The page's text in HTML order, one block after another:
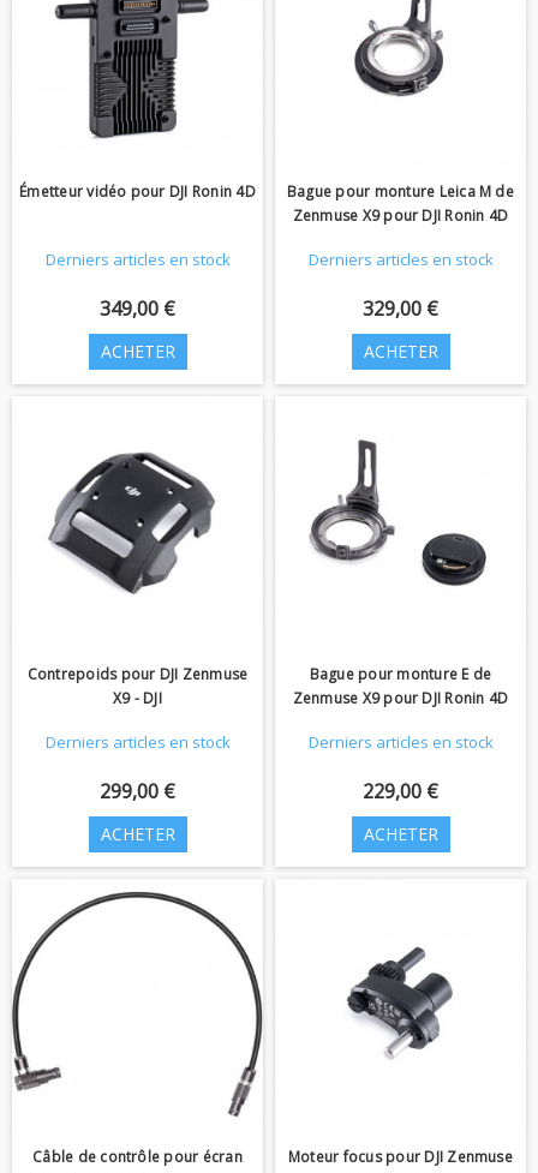
Émetteur vidéo pour DJI Ronin 4D
Derniers articles en stock
349,00 €
ACHETER
Bague pour monture Leica M de
Zenmuse X9 pour DJI Ronin 4D
Derniers articles en stock
329,00 €
ACHETER
Contrepoids pour DJI Zenmuse
X9 - DJI
Derniers articles en stock
299,00 €
ACHETER
Bague pour monture E de
Zenmuse X9 pour DJI Ronin 4D
Derniers articles en stock
229,00 €
ACHETER
Câble de contrôle pour écran
Moteur focus pour DJI Zenmuse